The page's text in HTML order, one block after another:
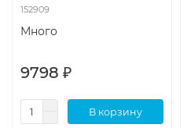
152909
Много
9798 ₽
В корзину